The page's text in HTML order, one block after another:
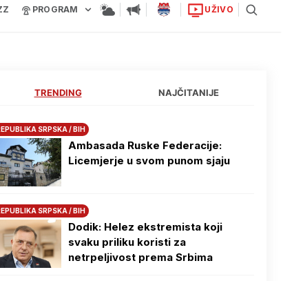
PROGRAM UŽIVO
TRENDING NAJČITANIJE
SRPSKA / BIH
Ambasada Ruske Federacije:
Licemjerje u svom punom sjaju
SRPSKA / BIH
Dodik: Helez ekstremista koji
svaku priliku koristi za
netrpeljivost prema Srbima